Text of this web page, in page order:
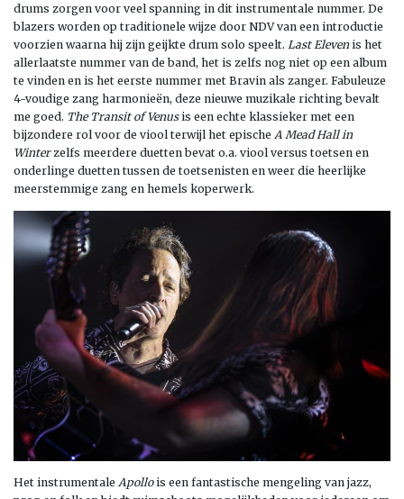
drums zorgen voor veel spanning in dit instrumentale nummer. De
blazers worden op traditionele wijze door NDV van een introductie
voorzien waarna hij zijn geijkte drum solo speelt. Last Elevenis het
allerlaatste nummer van de band, het is zelfs nog niet op een album
te vinden en is het eerste nummer met Bravin als zanger. Fabuleuze
4-voudige zang harmonieën, deze nieuwe muzikale richting bevalt
me goed. The Transit of Venusis een echte klassieker met een
bijzondere rol voor de viool terwijl het epische A Mead Hall in
Winterzelfs meerdere duetten bevat o.a. viool versus toetsen en
onderlinge duetten tussen de toetsenisten en weer die heerlijke
meerstemmige zang en hemels koperwerk.
Het instrumentale Apollois een fantastische mengeling van jazz,